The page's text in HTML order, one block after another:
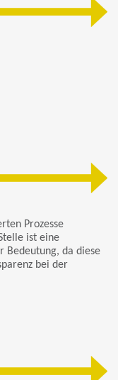
Prozesse
ist eine
Bedeutung, da diese
bei der